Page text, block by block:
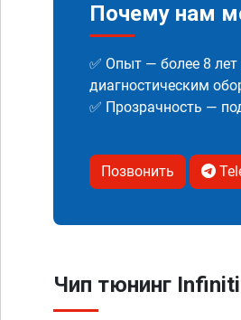
Почему нам
✅ Опыт — более 8
диагностическим
✅ Прозрачность —
Позвонить
Чип тюнинг